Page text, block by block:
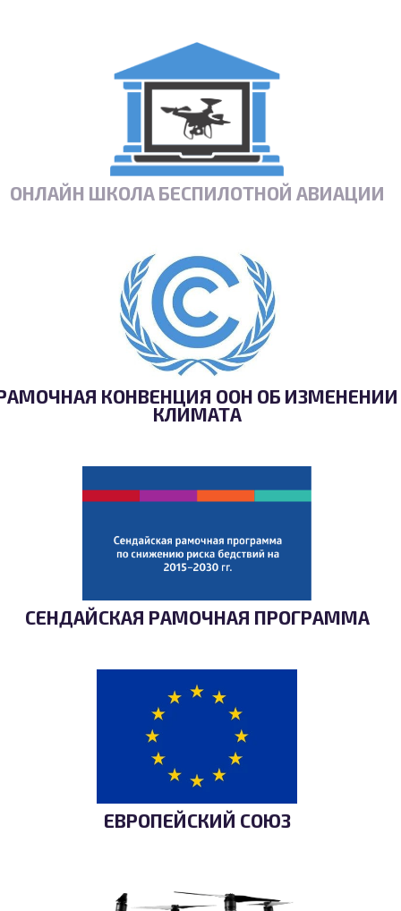
ОНЛАЙН ШКОЛА БЕСПИЛОТНОЙ АВИАЦИИ
КОНВЕНЦИЯ ООН ОБ ИЗМЕНЕНИИ
КЛИМАТА
СЕНДАЙСКАЯ РАМОЧНАЯ ПРОГРАММА
ЕВРОПЕЙСКИЙ СОЮЗ